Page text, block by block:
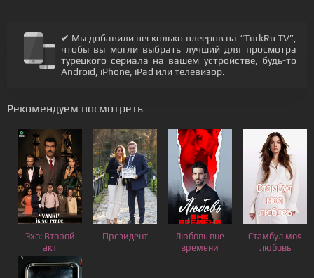
✔ Мы добавили несколько плееров на “TurkRu TV”,
чтобы вы могли выбрать лучший для просмотра
турецкого сериала на вашем устройстве, будь-то
Android, iPhone, iPad или телевизор.
Рекомендуем посмотреть
Эхо: Второй
акт
Президент
Любовь вне
времени
Стамбул моя
любовь